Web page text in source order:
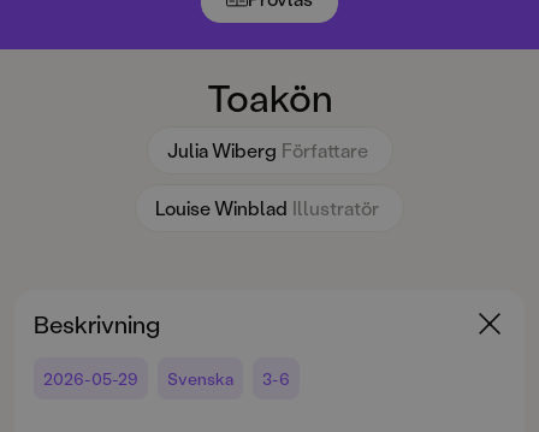
Toakön
Julia Wiberg Författare
Louise Winblad Illustratör
Beskrivning
2026-05-29 Svenska 3-6